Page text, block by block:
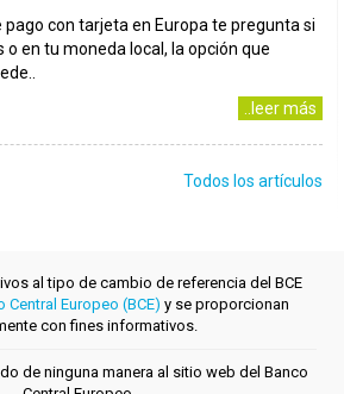
con tarjeta en Europa te pregunta si
o en tu moneda local, la opción que
..leer más
Todos los artículos
al tipo de cambio de referencia del BCE
Central Europeo (BCE) y se proporcionan
con fines informativos.
de ninguna manera al sitio web del Banco